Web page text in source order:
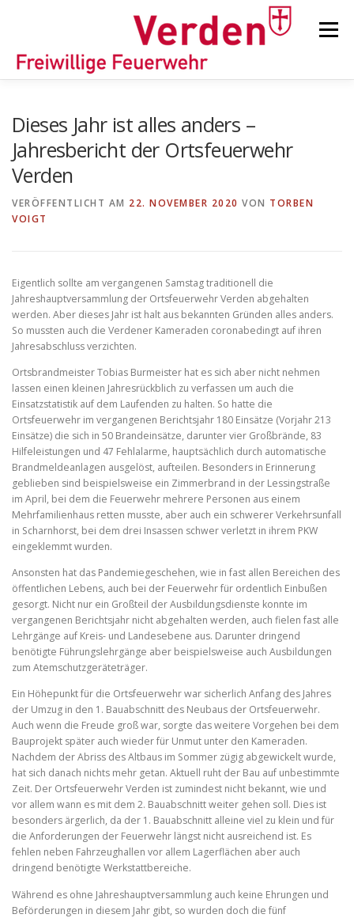
Menü
ORTSFEUERWEHREN
TIPPS/TRICKS
Dieses Jahr ist alles anders –
Jahresbericht der Ortsfeuerwehr
Verden
VERÖFFENTLICHT AM 22. NOVEMBER 2020 VON TORBEN
VOIGT
Eigentlich sollte am vergangenen Samstag traditionell die
Jahreshauptversammlung der Ortsfeuerwehr Verden abgehalten
werden. Aber dieses Jahr ist halt aus bekannten Gründen alles anders.
So mussten auch die Verdener Kameraden coronabedingt auf ihren
Jahresabschluss verzichten.
Ortsbrandmeister Tobias Burmeister hat es sich aber nicht nehmen
lassen einen kleinen Jahresrückblich zu verfassen um auch die
Einsatzstatistik auf dem Laufenden zu halten. So hatte die
Ortsfeuerwehr im vergangenen Berichtsjahr 180 Einsätze (Vorjahr 213
Einsätze) die sich in 50 Brandeinsätze, darunter vier Großbrände, 83
Hilfeleistungen und 47 Fehlalarme, hauptsächlich durch automatische
Brandmeldeanlagen ausgelöst, aufteilen. Besonders in Erinnerung
geblieben sind beispielsweise ein Zimmerbrand in der Lessingstraße
im April, bei dem die Feuerwehr mehrere Personen aus einem
Mehrfamilienhaus retten musste, aber auch ein schwerer Verkehrsunfall
in Scharnhorst, bei dem drei Insassen schwer verletzt in ihrem PKW
eingeklemmt wurden.
Ansonsten hat das Pandemiegeschehen, wie in fast allen Bereichen des
öffentlichen Lebens, auch bei der Feuerwehr für ordentlich Einbußen
gesorgt. Nicht nur ein Großteil der Ausbildungsdienste konnte im
vergangenen Berichtsjahr nicht abgehalten werden, auch fielen fast alle
Lehrgänge auf Kreis- und Landesebene aus. Darunter dringend
benötigte Führungslehrgänge aber beispielsweise auch Ausbildungen
zum Atemschutzgeräteträger.
Ein Höhepunkt für die Ortsfeuerwehr war sicherlich Anfang des Jahres
der Umzug in den 1. Bauabschnitt des Neubaus der Ortsfeuerwehr.
Auch wenn die Freude groß war, sorgte das weitere Vorgehen bei dem
Bauprojekt später auch wieder für Unmut unter den Kameraden.
Nachdem der Abriss des Altbaus im Sommer zügig abgewickelt wurde,
hat sich danach nichts mehr getan. Aktuell ruht der Bau auf unbestimmte
Zeit. Der Ortsfeuerwehr Verden ist zumindest nicht bekannt, wie und
vor allem wann es mit dem 2. Bauabschnitt weiter gehen soll. Dies ist
besonders ärgerlich, da der 1. Bauabschnitt alleine viel zu klein und für
die Anforderungen der Feuerwehr längst nicht ausreichend ist. Es
fehlen neben Fahrzeughallen vor allem Lagerflächen aber auch
dringend benötigte Werkstattbereiche.
Während es ohne Jahreshauptversammlung auch keine Ehrungen und
Beförderungen in diesem Jahr gibt, so wurden doch die fünf